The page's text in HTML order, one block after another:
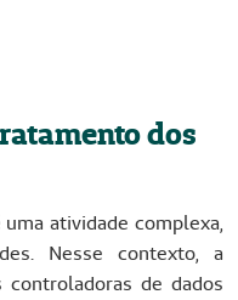
dos
atividade complexa,
Nesse contexto, a
controladoras de dados